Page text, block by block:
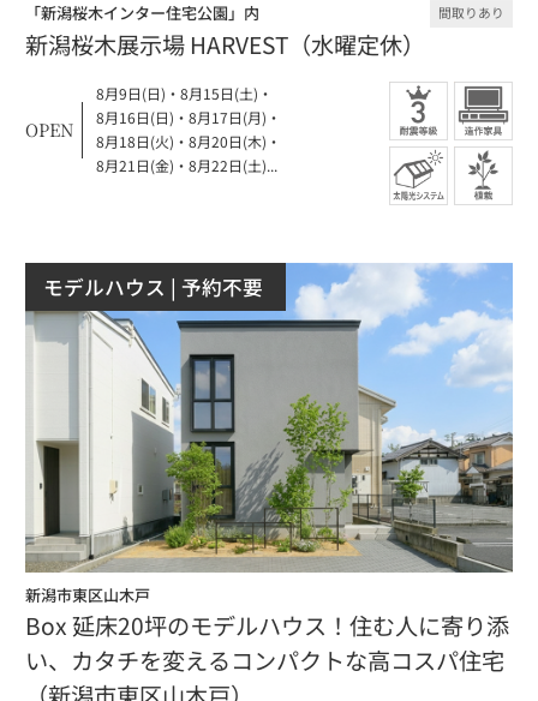
「新潟桜木インター住宅公園」内 間取りあり
新潟桜木展示場 HARVEST（水曜定休）
OPEN
8月9日(日) ・ 8月15日(土) ・
8月16日(日) ・ 8月17日(月) ・
8月18日(火) ・ 8月20日(木) ・
8月21日(金) ・ 8月22日(土)...
モデルハウス | 予約不要
新潟市東区山木戸
Box 延床20坪のモデルハウス！住む人に寄り添
い、カタチを変えるコンパクトな高コスパ住宅